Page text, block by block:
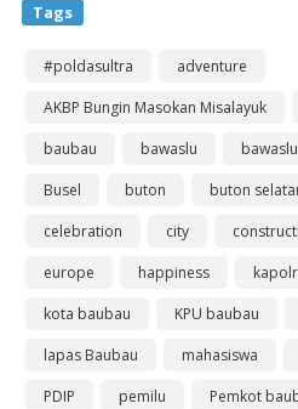
Tags
#poldasultra
adventure
AKBP Bungin Masokan Misalayuk
baubau
bawaslu
Busel
buton buton
celebration
city
europe
happiness
kota baubau
KPU baubau
lapas Baubau
mahasiswa
PDIP
pemilu Pemkot